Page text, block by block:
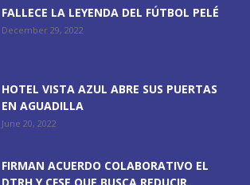
FALLECE LA LEYENDA DEL FÚTBOL PELÉ
December 29, 2022
HOTEL VISTA AZUL ABRE SUS PUERTAS
EN AGUADILLA
June 20, 2022
FIRMAN ACUERDO COLABORATIVO EL